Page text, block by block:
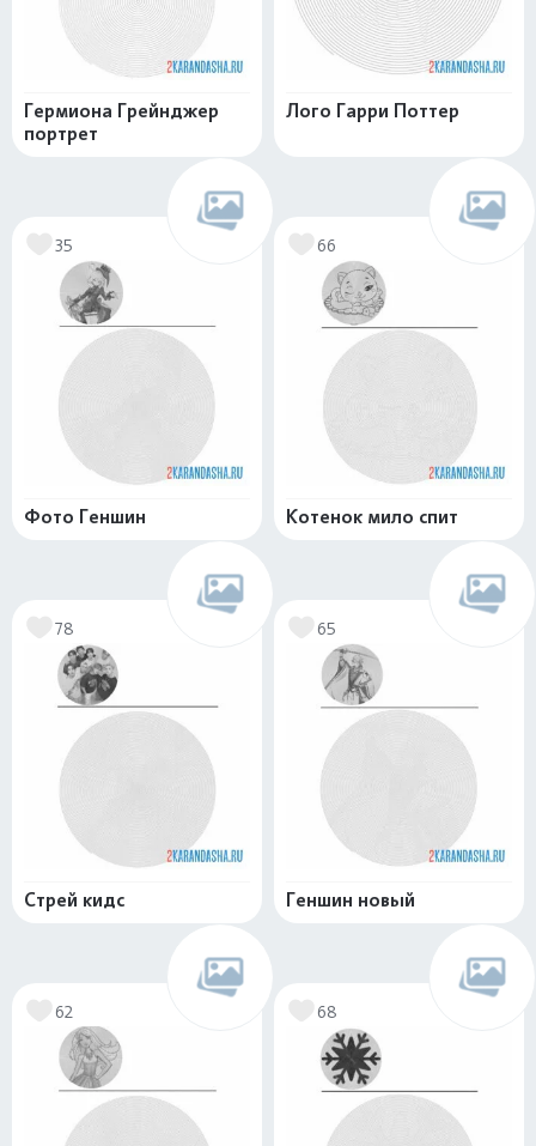
Гермиона Грейнджер
портрет
Лого Гарри Поттер
35
Фото Геншин
66
Котенок мило спит
78
Стрей кидс
65
Геншин новый
62 68